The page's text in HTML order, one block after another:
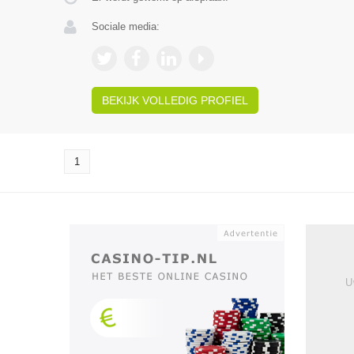
Sociale media:
BEKIJK VOLLEDIG PROFIEL
1